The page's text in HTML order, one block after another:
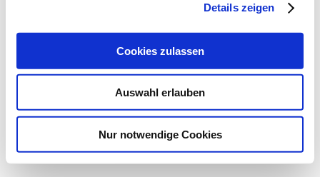
Details zeigen
Cookies zulassen
Auswahl erlauben
Nur notwendige Cookies